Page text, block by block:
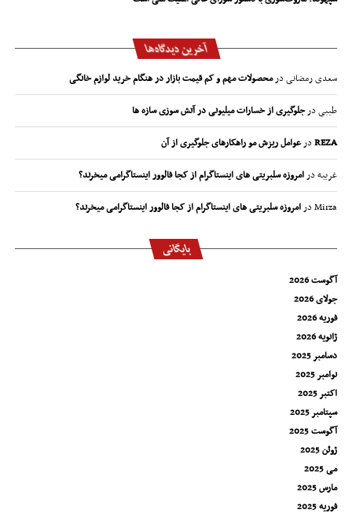
آخرین دیدگاه‌ها
سعدی رمضانیدرمحصولات مهم و کم قیمت بازار در هنگام خرید لوازم خانگی
طیبیدرجلوگیری از خسارات میلیونی در آتش سوزی سازه ها
REZAدرعوامل ریزش مو راهکارهای جلوگیری از آن
غریبهدرامروزه سلبریتی های اینستاگرام از کجا فالوور اینستاگرامی میخرند؟
Mirzaدرامروزه سلبریتی های اینستاگرام از کجا فالوور اینستاگرامی میخرند؟
بایگانی
آگوست 2026
جولای 2026
فوریه 2026
ژانویه 2026
دسامبر 2025
نوامبر 2025
اکتبر 2025
سپتامبر 2025
آگوست 2025
ژوئن 2025
می 2025
مارس 2025
فوریه 2025